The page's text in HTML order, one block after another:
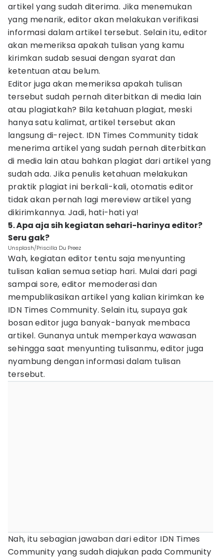
artikel yang sudah diterima. Jika menemukan
yang menarik, editor akan melakukan verifikasi
informasi dalam artikel tersebut. Selain itu, editor
akan memeriksa apakah tulisan yang kamu
kirimkan sudab sesuai dengan syarat dan
ketentuan atau belum.
Editor juga akan memeriksa apakah tulisan
tersebut sudah pernah diterbitkan di media lain
atau plagiatkah? Bila ketahuan plagiat, meski
hanya satu kalimat, artikel tersebut akan
langsung di-reject. IDN Times Community tidak
menerima artikel yang sudah pernah diterbitkan
di media lain atau bahkan plagiat dari artikel yang
sudah ada. Jika penulis ketahuan melakukan
praktik plagiat ini berkali-kali, otomatis editor
tidak akan pernah lagi mereview artikel yang
dikirimkannya. Jadi, hati-hati ya!
5. Apa aja sih kegiatan sehari-harinya editor?
Seru gak?
Unsplash/Priscilla Du Preez
Wah, kegiatan editor tentu saja menyunting
tulisan kalian semua setiap hari. Mulai dari pagi
sampai sore, editor memoderasi dan
mempublikasikan artikel yang kalian kirimkan ke
IDN Times Community. Selain itu, supaya gak
bosan editor juga banyak-banyak membaca
artikel. Gunanya untuk memperkaya wawasan
sehingga saat menyunting tulisanmu, editor juga
nyambung dengan informasi dalam tulisan
tersebut.
Nah, itu sebagian jawaban dari editor IDN Times
Community yang sudah diajukan pada Community